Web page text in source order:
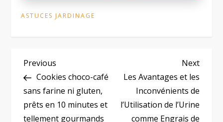
ASTUCES JARDINAGE
N
a
v
Previous
Post
Previous
Cookies choco-café
sans farine ni gluten,
prêts en 10 minutes et
tellement gourmands
Next
Post
Next
Les Avantages et les
Inconvénients de
l’Utilisation de l’Urine
comme Engrais de